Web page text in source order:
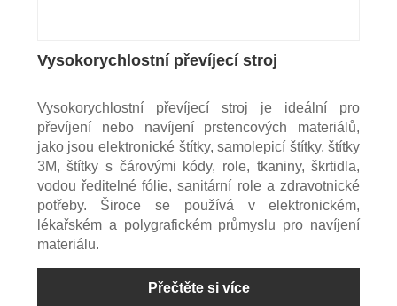
Vysokorychlostní převíjecí stroj
Vysokorychlostní převíjecí stroj je ideální pro
převíjení nebo navíjení prstencových materiálů,
jako jsou elektronické štítky, samolepicí štítky, štítky
3M, štítky s čárovými kódy, role, tkaniny, škrtidla,
vodou ředitelné fólie, sanitární role a zdravotnické
potřeby. Široce se používá v elektronickém,
lékařském a polygrafickém průmyslu pro navíjení
materiálu.
Přečtěte si více